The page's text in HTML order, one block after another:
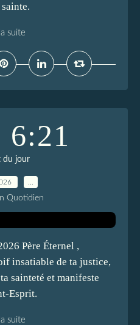
suite
du jour
Quotidien
Père Éternel ,
insatiable de ta justice,
sainteté et manifeste
Esprit.
suite